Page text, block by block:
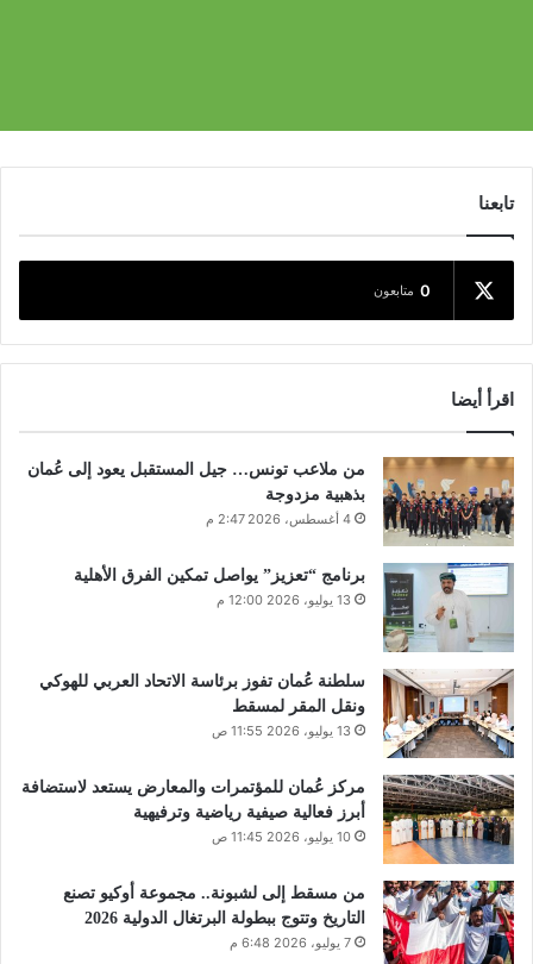
تابعنا
0 متابعون
اقرأ أيضا
من ملاعب تونس… جيل المستقبل يعود إلى عُمان
بذهبية مزدوجة
4 أغسطس، 2026 2:47 م
برنامج “تعزيز” يواصل تمكين الفرق الأهلية
13 يوليو، 2026 12:00 م
سلطنة عُمان تفوز برئاسة الاتحاد العربي للهوكي
ونقل المقر لمسقط
13 يوليو، 2026 11:55 ص
مركز عُمان للمؤتمرات والمعارض يستعد لاستضافة
أبرز فعالية صيفية رياضية وترفيهية
10 يوليو، 2026 11:45 ص
من مسقط إلى لشبونة.. مجموعة أوكيو تصنع
التاريخ وتتوج ببطولة البرتغال الدولية 2026
7 يوليو، 2026 6:48 م